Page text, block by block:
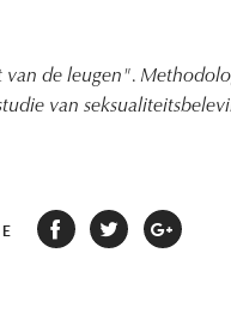
de leugen".
van